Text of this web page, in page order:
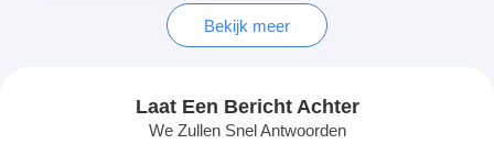
Bekijk meer
Laat Een Bericht Achter
We Zullen Snel Antwoorden